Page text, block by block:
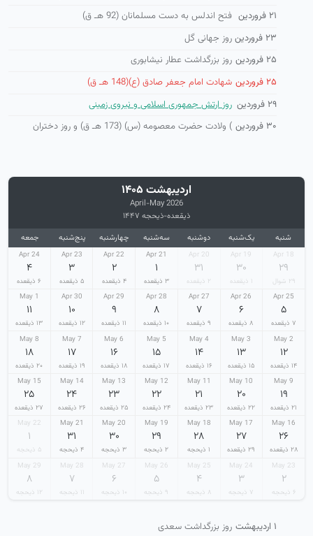
۲۱ فروردین
فتح اندلس به دست مسلمانان (92 هـ ق)
۲۳ فروردین
روز جهانی گل
۲۵ فروردین
روز بزرگداشت عطار نیشابوری
۲۵ فروردین
شهادت امام جعفر صادق (ع)(148 هـ ق)
۲۹ فروردین
روز ارتش جمهوری اسلامی و نیروی زمینی
۳۰ فروردین
) ولادت حضرت معصومه (س) (173 هـ ق) و روز دختران
اردیبهشت ۱۴۰۵
April-May 2026
ذیقعده-ذیحجه ۱۴۴۷
شنبه یک‌شنبه دوشنبه سه‌شنبه چهارشنبه پنج‌شنبه جمعه
18 Apr
۲۹
۲۹ شوال
19 Apr
۳۰
20 Apr
۳۱
۲ ذیقعده
21 Apr
۱
۳ ذیقعده
22 Apr
۲
۴ ذیقعده
23 Apr
۳
۵ ذیقعده
24 Apr
۴
۶ ذیقعده
25 Apr
۵
۷ ذیقعده
26 Apr
۶
۸ ذیقعده
27 Apr
۷
۹ ذیقعده
28 Apr
۸
۱۰ ذیقعده
29 Apr
۹
۱۱ ذیقعده
30 Apr
۱۰
۱۲ ذیقعده
1 May
۱۱
۱۳ ذیقعده
2 May
۱۲
۱۴ ذیقعده
3 May
۱۳
۱۵ ذیقعده
4 May
۱۴
۱۶ ذیقعده
5 May
۱۵
۱۷ ذیقعده
6 May
۱۶
۱۸ ذیقعده
7 May
۱۷
۱۹ ذیقعده
8 May
۱۸
۲۰ ذیقعده
9 May
۱۹
۲۱ ذیقعده
10 May
۲۰
۲۲ ذیقعده
11 May
۲۱
۲۳ ذیقعده
12 May
۲۲
۲۴ ذیقعده
13 May
۲۳
۲۵ ذیقعده
14 May
۲۴
۲۶ ذیقعده
15 May
۲۵
۲۷ ذیقعده
16 May
۲۶
۲۸ ذیقعده
17 May
۲۷
۲۹ ذیقعده
18 May
۲۸
۱ ذیحجه
19 May
۲۹
۲ ذیحجه
20 May
۳۰
۳ ذیحجه
21 May
۳۱
۴ ذیحجه
22 May
۱
۵ ذیحجه
23 May
۲
۶ ذیحجه
24 May
۳
۷ ذیحجه
25 May
۴
۸ ذیحجه
26 May
۵
۹ ذیحجه
27 May
۶
۱۰ ذیحجه
28 May
۷
۱۱ ذیحجه
29 May
۸
۱۲ ذیحجه
۱ اردیبهشت
روز بزرگداشت سعدی